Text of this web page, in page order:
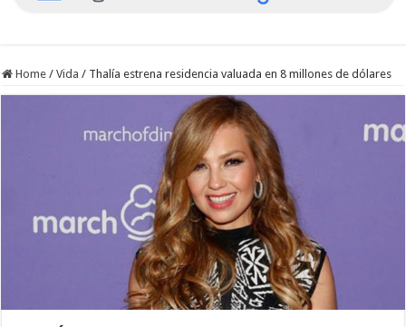
Home / Vida / Thalía estrena residencia valuada en 8 millones de dólares